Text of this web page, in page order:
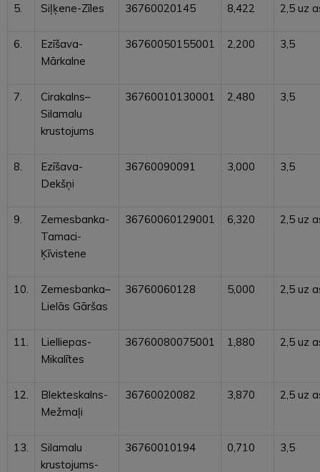
5. Siļķene-Zīles 36760020145 8,422 2,5 uz
6.
Ezīšava-
Mārkalne
36760050155001 2,200 3,5
7.
Cirakalns–
Silamalu
krustojums
36760010130001 2,480 3,5
8.
Ezīšava-
Dekšņi
36760090091 3,000 3,5
9.
Zemesbanka-
Tamaci-
Ķīvistene
36760060129001 6,320 2,5 uz
10.
Zemesbanka–
Lielās Gāršas
36760060128 5,000 2,5 uz
11.
Lielliepas-
Mikalītes
36760080075001 1,880 2,5 uz
12.
Blekteskalns-
Mežmaļi
36760020082 3,870 2,5 uz
13.
Silamalu
krustojums-
36760010194 0,710 3,5